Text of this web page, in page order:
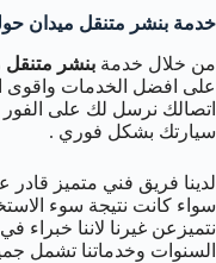
خدمة بنشر متنقل ميدان
من خلال خدمة بنشر
على افضل الخدمات واقوى
اتصالك نرسل لك على الفور
سيارتك بشكل فوري .
لدينا فريق فني متميز
سواء كانت نتيجة سوء
نتميزعن غيرنا لاننا
السنوات وخدماتنا تشمل